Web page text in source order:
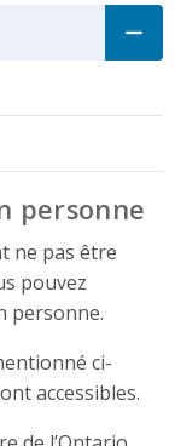
personne
ne pas être
pouvez
personne.
ci-
accessibles.